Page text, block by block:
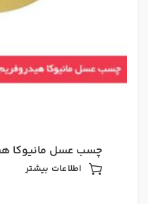
چسب عسل مانیوکا
اطلاعات بیشتر